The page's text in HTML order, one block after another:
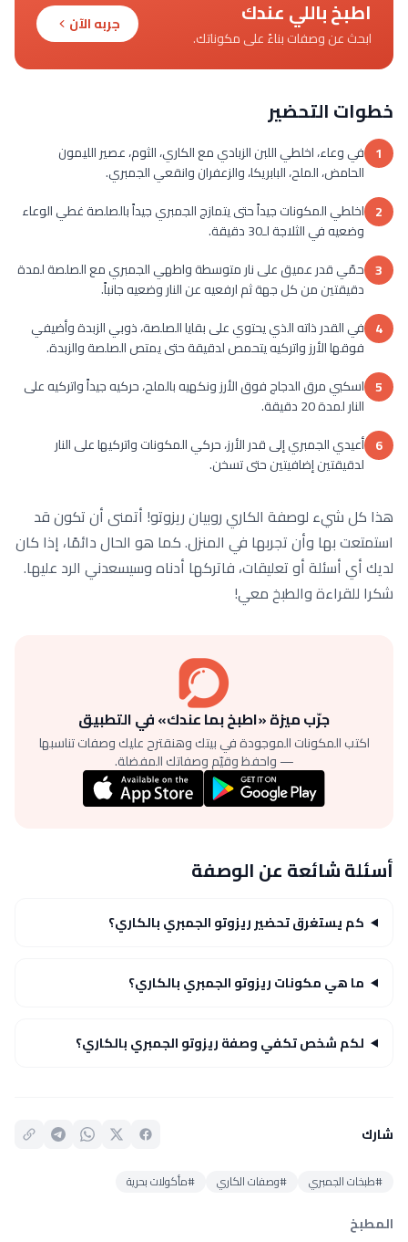
اطبخ باللي عندك
ابحث عن وصفات بناءً على مكوناتك.
جربه الآن
خطوات التحضير
1 في وعاء، اخلطي اللبن الزبادي مع الكاري، الثوم، عصير الليمون
الحامض، الملح، البابريكا، والزعفران وانقعي الجمبري.
2 اخلطي المكونات جيداً حتى يتمازج الجمبري جيداً بالصلصة غطي الوعاء
وضعيه في الثلاجة لـ30 دقيقة.
3 حمّي قدر عميق على نار متوسطة واطهي الجمبري مع الصلصة لمدة
دقيقتين من كل جهة ثم ارفعيه عن النار وضعيه جانباً.
4 في القدر ذاته الذي يحتوي على بقايا الصلصة، ذوبي الزبدة وأضيفي
فوقها الأرز واتركيه يتحمص لدقيقة حتى يمتص الصلصة والزبدة.
5 اسكبي مرق الدجاج فوق الأرز ونكهيه بالملح، حركيه جيداً واتركيه على
النار لمدة 20 دقيقة.
6 أعيدي الجمبري إلى قدر الأرز، حركي المكونات واتركيها على النار
لدقيقتين إضافيتين حتى تسخن.
هذا كل شيء لوصفة الكاري روبيان ريزوتو! أتمنى أن تكون قد
استمتعت بها وأن تجربها في المنزل. كما هو الحال دائمًا، إذا كان
لديك أي أسئلة أو تعليقات، فاتركها أدناه وسيسعدني الرد عليها.
شكرا للقراءة والطبخ معي!
جرّب ميزة «اطبخ بما عندك» في التطبيق
اكتب المكونات الموجودة في بيتك وهنقترح عليك وصفات تناسبها
— واحفظ وقيّم وصفاتك المفضلة.
أسئلة شائعة عن الوصفة
كم يستغرق تحضير ريزوتو الجمبري بالكاري؟
ما هي مكونات ريزوتو الجمبري بالكاري؟
لكم شخص تكفي وصفة ريزوتو الجمبري بالكاري؟
شارك
#طبخات الجمبري #وصفات الكاري #مأكولات بحرية
المطبخ